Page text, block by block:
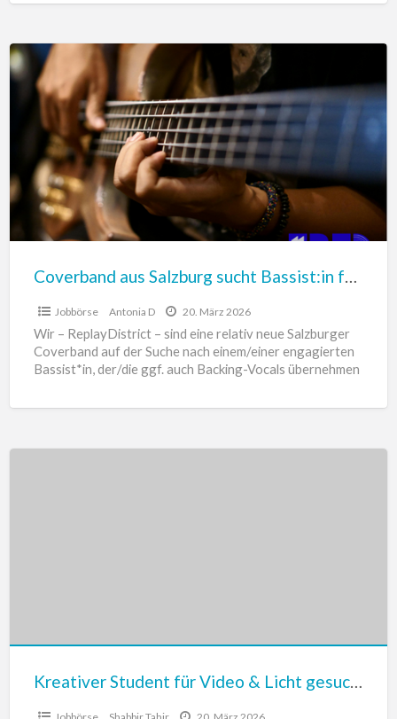
Coverband
aus
Salzburg
sucht
Bassist:in
für
regelmäßige
Proben
und
Gigs.
vorhanden.
Coverband aus Salzburg sucht Bassist:in für regelmäßige Proben und Gigs. Proberaum vorhanden.
Jobbörse Antonia D 20. März 2026
Wir – ReplayDistrict – sind eine relativ neue Salzburger
Coverband auf der Suche nach einem/einer engagierten
Bassist*in, der/die ggf. auch Backing-Vocals übernehmen
Kreativer Student für Video & Licht gesucht